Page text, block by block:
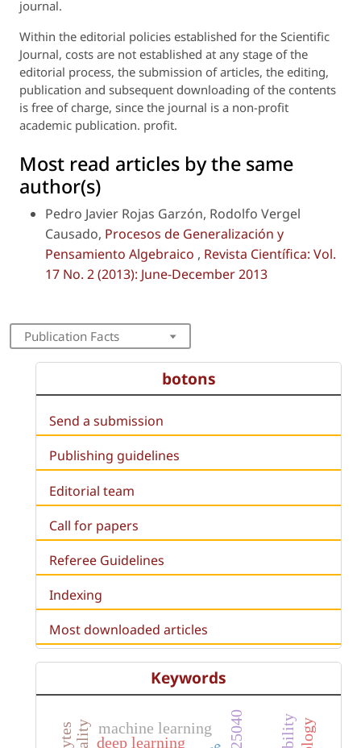
journal.
Within the editorial policies established for the Scientific
Journal, costs are not established at any stage of the
editorial process, the submission of articles, the editing,
publication and subsequent downloading of the contents
is free of charge, since the journal is a non-profit
academic publication. profit.
Most read articles by the same
author(s)
Pedro Javier Rojas Garzón, Rodolfo Vergel
Causado, Procesos de Generalización y
Pensamiento Algebraico , Revista Científica: Vol.
17 No. 2 (2013): June-December 2013
Publication Facts
botons
Send a submission
Publishing guidelines
Editorial team
Call for papers
Referee Guidelines
Indexing
Most downloaded articles
Keywords
machine learning
deep learning